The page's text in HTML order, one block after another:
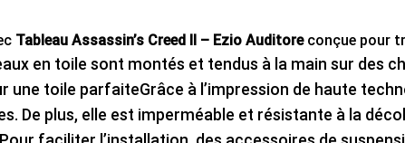
Tableau Assassin’s Creed II – Ezio Auditoreconçue pour
en toile sont montés et tendus à la main sur des
une toile parfaiteGrâce à l’impression de haute
De plus, elle est imperméable et résistante à la